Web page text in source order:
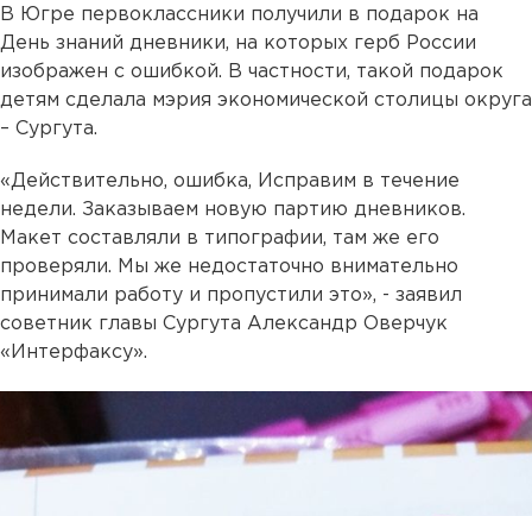
В Югре первоклассники получили в подарок на
День знаний дневники, на которых герб России
изображен с ошибкой. В частности, такой подарок
детям сделала мэрия экономической столицы округа
– Сургута.
«Действительно, ошибка, Исправим в течение
недели. Заказываем новую партию дневников.
Макет составляли в типографии, там же его
проверяли. Мы же недостаточно внимательно
принимали работу и пропустили это», - заявил
советник главы Сургута Александр Оверчук
«Интерфаксу».